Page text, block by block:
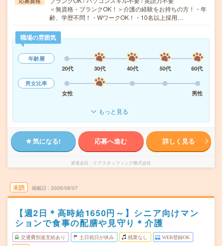
＜無資格・ブランクOK！＞介護の経験をお持ちの方！・年
齢、学歴不問！・WワークOK！・10名以上採用…
職場の雰囲気
年齢層
20代
30代 40代 50代
60代
男女比率
女性
男性
もっと見る
気になる! 応募へ進む 詳しく見る
派遣会社 ケアスタッフィング株式会社
未読 掲載日 2026/08/07
【週2日＊高時給1650円～】シニア向けマン
ションで食事の配膳や見守り＊介護
交通費別途支給あり 土日祝日が休み 残業なし WEB登録OK